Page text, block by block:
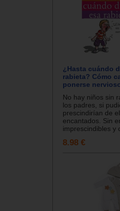
¿Hasta cuándo
rabieta? Cómo
ponerse
No hay niños sin
los padres, si
prescindirían de
encantados. Sin
imprescindibles y
8.98 €